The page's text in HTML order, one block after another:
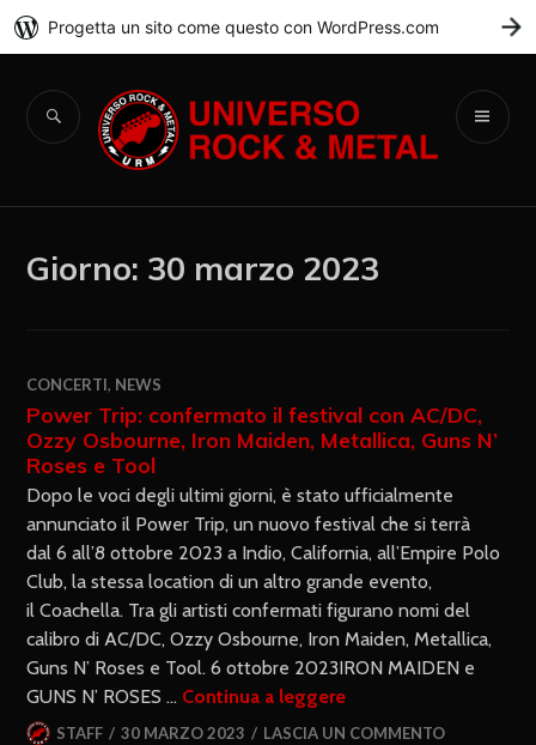
Universo Rock &
Metal
Giorno: 30 marzo 2023
CONCERTI, NEWS
Power Trip: confermato il festival con AC/DC,
Ozzy Osbourne, Iron Maiden, Metallica, Guns N’
Roses e Tool
Dopo le voci degli ultimi giorni, è stato ufficialmente
annunciato il Power Trip, un nuovo festival che si terrà
dal 6 all’8 ottobre 2023 a Indio, California, all’Empire Polo
Club, la stessa location di un altro grande evento,
il Coachella. Tra gli artisti confermati figurano nomi del
calibro di AC/DC, Ozzy Osbourne, Iron Maiden, Metallica,
Guns N’ Roses e Tool. 6 ottobre 2023IRON MAIDEN e
GUNS N’ ROSES … Continua a leggere
STAFF 30 MARZO 2023 LASCIA UN COMMENTO
Progetta un sito come questo con WordPress.com